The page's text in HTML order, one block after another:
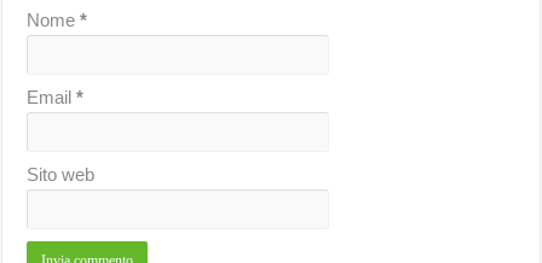
Nome*
Email*
Sito web